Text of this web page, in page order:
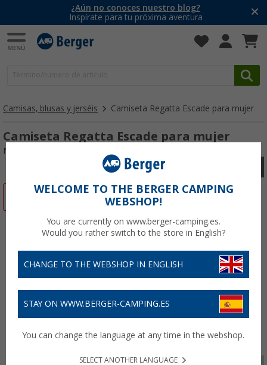
¿Aún no conoces nuestro blog?
Inspírate para tu próxima aventura
Camisas, blusas y jerséis Camiseta Regatta Escade para mujer
Camiseta Regatta Escade para mujer
Nº de artículo 85137546
WELCOME TO THE BERGER CAMPING
WEBSHOP!
You are currently on www.berger-camping.es.
Would you rather switch to the store in English?
CHANGE TO THE WEBSHOP IN ENGLISH
STAY ON WWW.BERGER-CAMPING.ES
You can change the language at any time in the webshop.
SELECT ANOTHER LANGUAGE